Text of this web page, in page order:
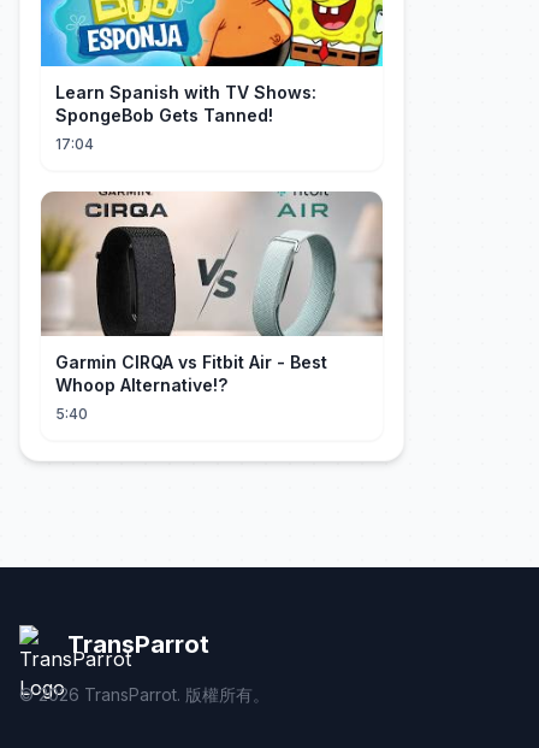
Learn Spanish with TV Shows:
SpongeBob Gets Tanned!
17:04
Garmin CIRQA vs Fitbit Air - Best
Whoop Alternative!?
5:40
TransParrot
©2026 TransParrot. 版權所有。